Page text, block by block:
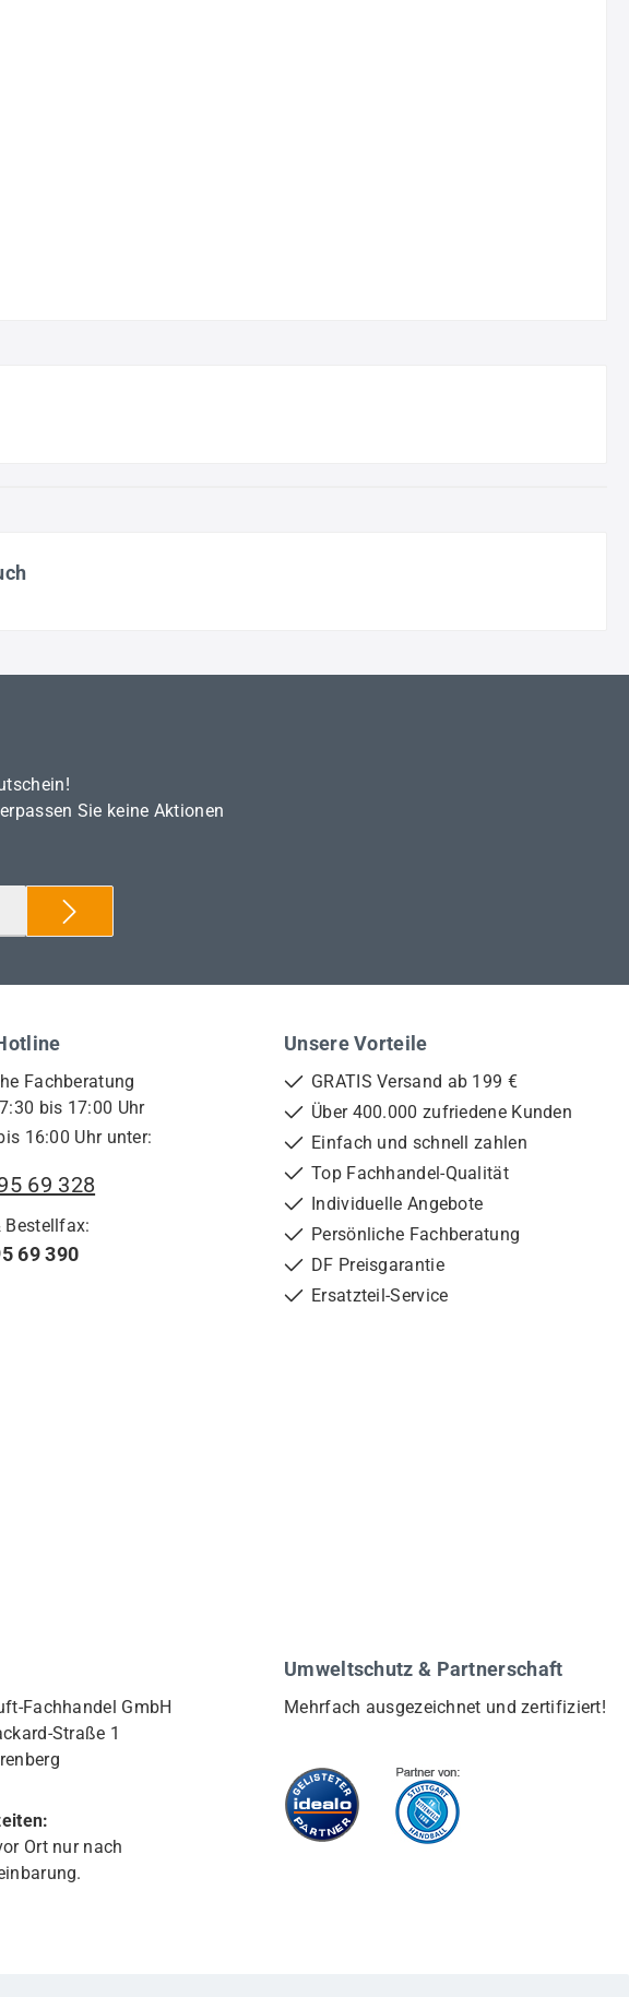
Sie keine Aktionen
Fachberatung
bis 17:00 Uhr
16:00 Uhr unter:
69 328
Bestellfax:
69 390
Unsere Vorteile
GRATIS Versand ab 199 €
Über 400.000 zufriedene Kunden
Einfach und schnell zahlen
Top Fachhandel-Qualität
Individuelle Angebote
Persönliche Fachberatung
DF Preisgarantie
Ersatzteil-Service
Fachhandel GmbH
Straße 1
Ort nur nach
Umweltschutz & Partnerschaft
Mehrfach ausgezeichnet und zertifiziert!